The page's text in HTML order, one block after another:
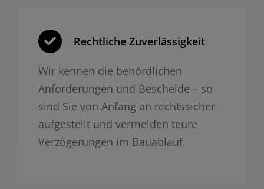
Rechtliche Zuverlässigkeit
Wir kennen die behördlichen
Anforderungen und Bescheide – so
sind Sie von Anfang an rechtssicher
aufgestellt und vermeiden teure
Verzögerungen im Bauablauf.